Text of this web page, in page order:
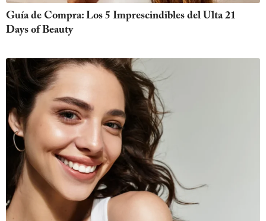
Guía de Compra: Los 5 Imprescindibles del Ulta 21
Days of Beauty